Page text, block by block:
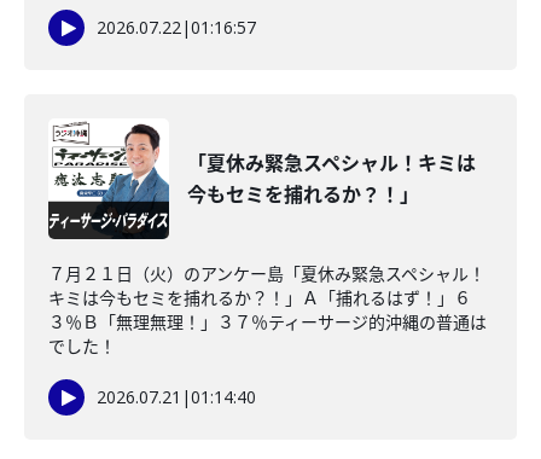
2026.07.22|01:16:57
「夏休み緊急スペシャル！キミは
今もセミを捕れるか？！」
７月２１日（火）のアンケー島「夏休み緊急スペシャル！
キミは今もセミを捕れるか？！」Ａ「捕れるはず！」６
３％Ｂ「無理無理！」３７％ティーサージ的沖縄の普通は
でした！
2026.07.21 |01:14:40